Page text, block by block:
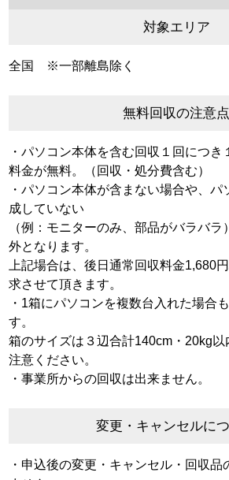
対象エリア
全国 ※一部離島除く
無料回収の注意点
・パソコン本体を含む回収１回につき
料金が無料。（回収・処分費含む）
・パソコン本体が含まない場合や、パ
成していない
（例：モニターのみ、部品がバラバラ
外となります。
上記場合は、後日通常回収料金1,680
求させて頂きます。
・1箱にパソコンを複数台入れた場合
す。
箱のサイズは３辺合計140cm・20kg
注意ください。
・事業所からの回収は出来ません。
変更・キャンセルに
・申込後の変更・キャンセル・回収品